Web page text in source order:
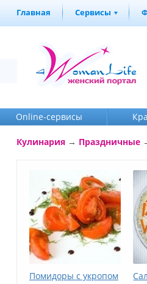
Главная Сервисы
Online-cервисы
Кулинария → Праздничные
Помидоры с укропом